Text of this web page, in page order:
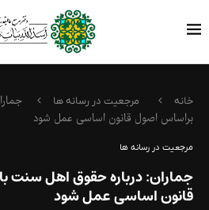
خانه مرجعیت در رسانه ها
براساس اصول قانون اساسی عمل شود
مرجعیت در رسانه ها
جماران: درباره حقوق اهل سنت
قانون اساسی عمل شود